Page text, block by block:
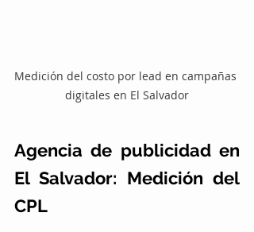
Medición del costo por lead en campañas
digitales en El Salvador
Agencia de publicidad en
El Salvador: Medición del
CPL